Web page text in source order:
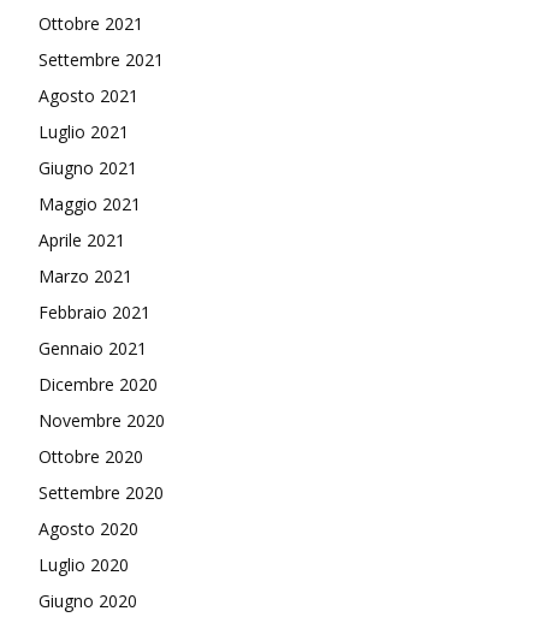
Ottobre 2021
Settembre 2021
Agosto 2021
Luglio 2021
Giugno 2021
Maggio 2021
Aprile 2021
Marzo 2021
Febbraio 2021
Gennaio 2021
Dicembre 2020
Novembre 2020
Ottobre 2020
Settembre 2020
Agosto 2020
Luglio 2020
Giugno 2020